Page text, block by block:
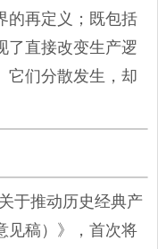
的再定义；既包括
了直接改变生产逻
它们分散发生，却
于推动历史经典产
见稿）》，首次将